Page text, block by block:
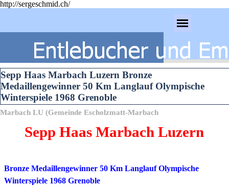
http://sergeschmid.ch/
Sepp Haas Marbach Luzern Bronze
Medaillengewinner 50 Km Langlauf Olympische
Winterspiele 1968 Grenoble
Marbach LU (Gemeinde Escholzmatt-Marbach
Sepp Haas Marbach Luzern
Bronze Medaillengewinner 50 Km Langlauf Olympische
Winterspiele 1968 Grenoble